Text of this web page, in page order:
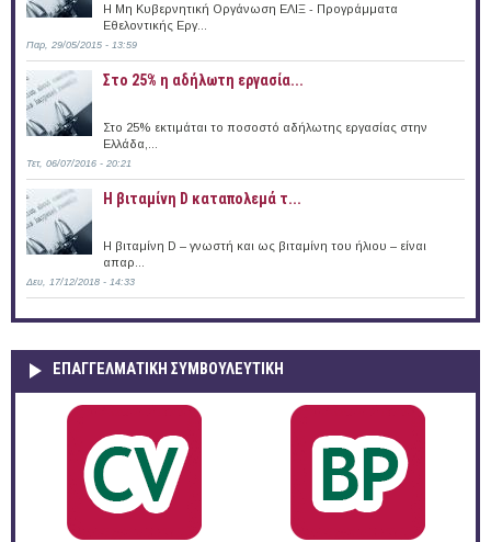
Η Μη Κυβερνητική Οργάνωση ΕΛΙΞ - Προγράμματα
Εθελοντικής Εργ...
Παρ, 29/05/2015 - 13:59
Στο 25% η αδήλωτη εργασία...
Στο 25% εκτιμάται το ποσοστό αδήλωτης εργασίας στην
Ελλάδα,...
Τετ, 06/07/2016 - 20:21
Η βιταμίνη D καταπολεμά τ...
Η βιταμίνη D – γνωστή και ως βιταμίνη του ήλιου – είναι
απαρ...
Δευ, 17/12/2018 - 14:33
ΕΠΑΓΓΕΛΜΑΤΙΚΉ ΣΥΜΒΟΥΛΕΥΤΙΚΉ